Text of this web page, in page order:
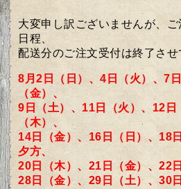
大変申し訳ございませんが、
日程、
配送分のご注文受付は終了させ
8月2日（日）、4日（火）、7
（金）、
9日（土）、11日（火）、12日
（木）、
14日（金）、16日（日）、18
夕方、
20日（木）、21日（金）、22
28日（金）、29日（土）、30